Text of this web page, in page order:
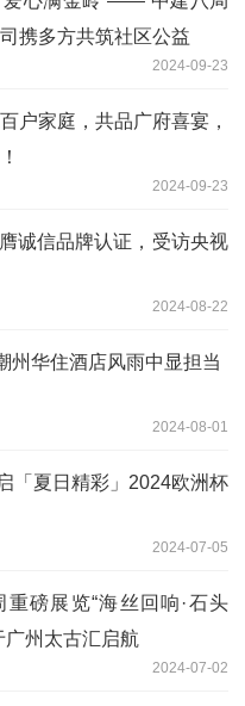
携多方共筑社区公益
2024-09-23
户家庭，共品广府喜宴，
2024-09-23
诚信品牌认证，受访央视
2024-08-22
州华住酒店风雨中显担当
2024-08-01
「夏日精彩」2024欧洲杯
2024-07-05
重磅展览“海丝回响·石头
广州太古汇启航
2024-07-02